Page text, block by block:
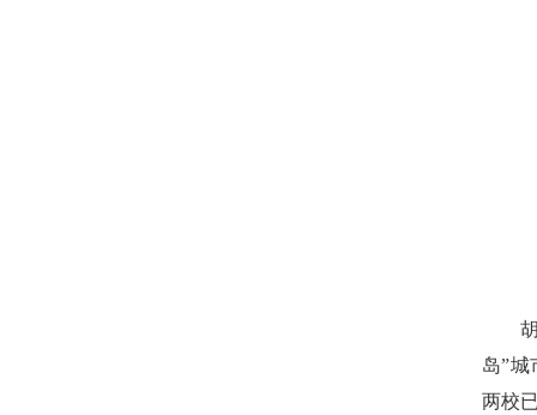
岛”城
两校